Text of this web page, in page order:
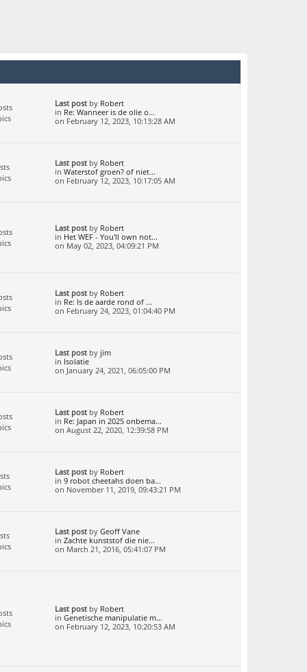
Last post by Robert
in Re: Wanneer is de olie o...
on February 12, 2023, 10:13:28 AM
Last post by Robert
in Waterstof groen? of niet...
on February 12, 2023, 10:17:05 AM
Last post by Robert
in Het WEF - You'll own not...
on May 02, 2023, 04:09:21 PM
Last post by Robert
in Re: Is de aarde rond of ...
on February 24, 2023, 01:04:40 PM
Last post by jim
in Isolatie
on January 24, 2021, 06:05:00 PM
Last post by Robert
in Re: Japan in 2025 onbema...
on August 22, 2020, 12:39:58 PM
Last post by Robert
in 9 robot cheetahs doen ba...
on November 11, 2019, 09:43:21 PM
Last post by Geoff Vane
in Zachte kunststof die nie...
on March 21, 2016, 05:41:07 PM
Last post by Robert
in Genetische manipulatie m...
on February 12, 2023, 10:20:53 AM